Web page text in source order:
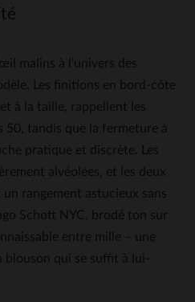
malins à l’univers des
Les finitions en bord-côte
à la taille, rappellent les
50, tandis que la fermeture à
pratique et discrète. Les
alvéolées, et les deux
rangement astucieux sans
Schott NYC, brodé ton sur
entre mille – une
qui se suffit à lui-